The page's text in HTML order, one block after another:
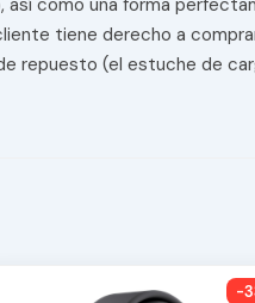
como una forma
tiene derecho a
repuesto (el estuche de
-